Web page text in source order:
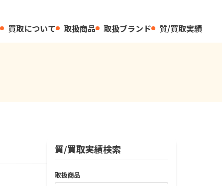
買取について 取扱商品 取扱ブランド 質/買取実績
質/買取実績検索
取扱商品